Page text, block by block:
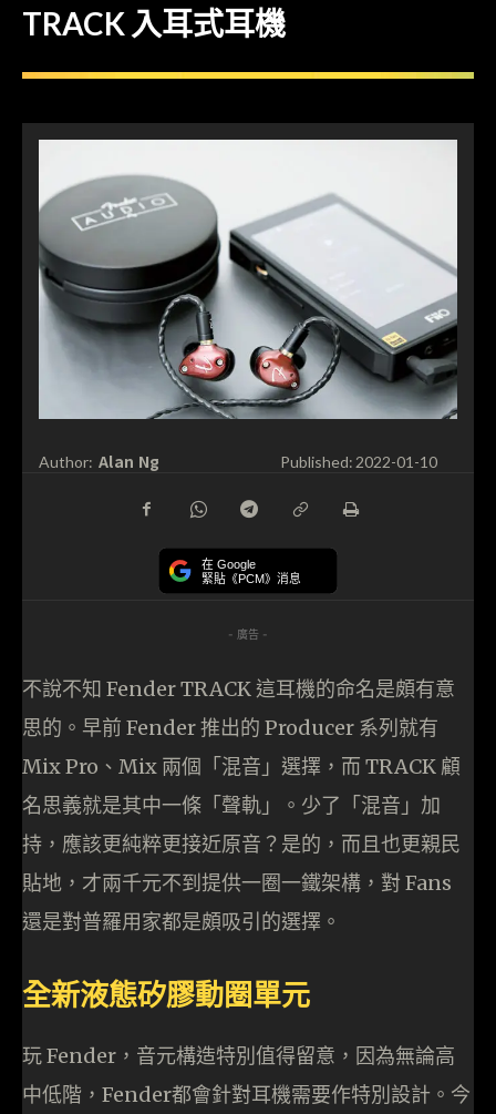
TRACK 入耳式耳機
Author: Alan Ng Published:2022-01-10
在 Google
緊貼《PCM》消息
- 廣告 -
不說不知 Fender TRACK 這耳機的命名是頗有意
思的。早前 Fender 推出的 Producer 系列就有
Mix Pro、Mix 兩個「混音」選擇，而 TRACK 顧
名思義就是其中一條「聲軌」。少了「混音」加
持，應該更純粹更接近原音？是的，而且也更親民
貼地，才兩千元不到提供一圈一鐵架構，對 Fans
還是對普羅用家都是頗吸引的選擇。
全新液態矽膠動圈單元
玩 Fender，音元構造特別值得留意，因為無論高
中低階，Fender都會針對耳機需要作特別設計。今